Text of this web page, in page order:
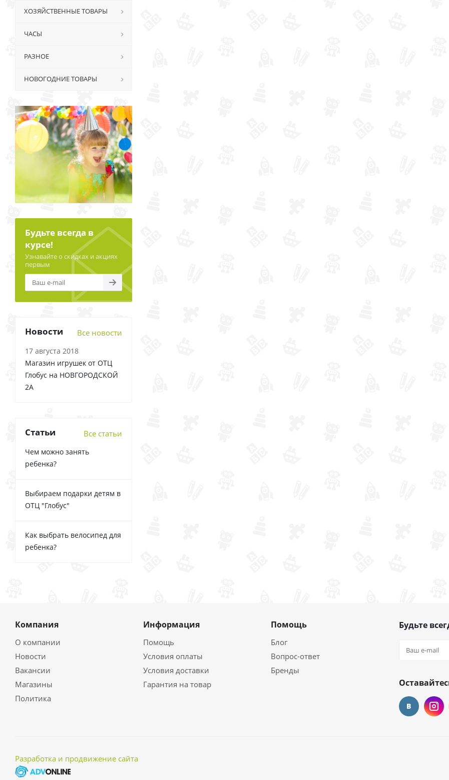
ХОЗЯЙСТВЕННЫЕ ТОВАРЫ
ЧАСЫ
РАЗНОЕ
НОВОГОДНИЕ ТОВАРЫ
Будьте всегда в
курсе!
Узнавайте о скидках и акциях
первым
Новости Все новости
17 августа 2018
Магазин игрушек от ОТЦ
Глобус на НОВГОРОДСКОЙ
2А
Статьи Все статьи
Чем можно занять
ребенка?
Выбираем подарки детям в
ОТЦ "Глобус"
Как выбрать велосипед для
ребенка?
Компания
О компании
Новости
Вакансии
Магазины
Политика
Информация
Помощь
Условия оплаты
Условия доставки
Гарантия на товар
Помощь
Блог
Вопрос-ответ
Бренды
Будьте
Разработка и продвижение сайта